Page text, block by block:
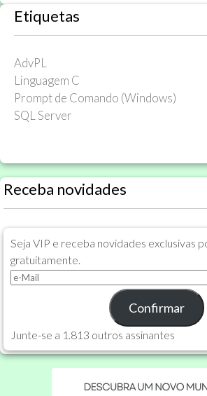
Etiquetas
AdvPL
Linguagem C
Prompt de Comando (Windows)
SQL Server
Receba novidades
Seja VIP e receba novidades exclusivas
gratuitamente.
e-
Confirmar
Junte-se a 1.813 outros assinantes